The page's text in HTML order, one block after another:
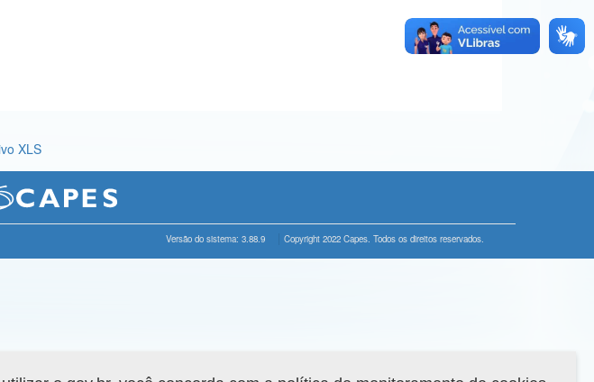
XLS
Versão do sistema: 3.88.9 Copyright 2022 Capes. Todos os direitos reservados.